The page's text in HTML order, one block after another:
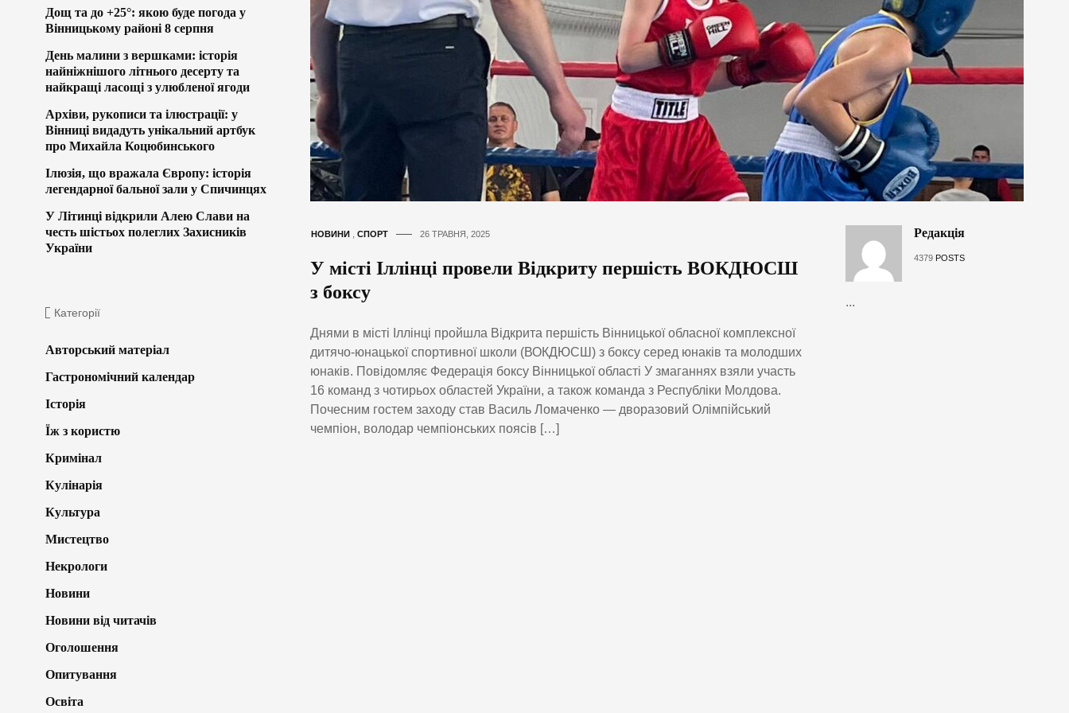
НОВИНИ, СПОРТ 26 ТРАВНЯ, 2025
У місті Іллінці провели Відкриту першість ВОКДЮСШ
з боксу
Днями в місті Іллінці пройшла Відкрита першість Вінницької обласної комплексної
дитячо-юнацької спортивної школи (ВОКДЮСШ) з боксу серед юнаків та молодших
юнаків. Повідомляє Федерація боксу Вінницької області У змаганнях взяли участь
16 команд з чотирьох областей України, а також команда з Республіки Молдова.
Почесним гостем заходу став Василь Ломаченко — дворазовий Олімпійський
чемпіон, володар чемпіонських поясів […]
Редакція
4379 POSTS
...
Дощ та до +25°: якою буде погода у
Вінницькому районі 8 серпня
День малини з вершками: історія
найніжнішого літнього десерту та
найкращі ласощі з улюбленої ягоди
Архіви, рукописи та ілюстрації: у
Вінниці видадуть унікальний артбук
про Михайла Коцюбинського
Ілюзія, що вражала Європу: історія
легендарної бальної зали у Спичинцях
У Літинці відкрили Алею Слави на
честь шістьох полеглих Захисників
України
Категорії
Авторський матеріал
Гастрономічний календар
Історія
Їж з користю
Кримінал
Кулінарія
Культура
Мистецтво
Некрологи
Новини
Новини від читачів
Оголошення
Опитування
Освіта